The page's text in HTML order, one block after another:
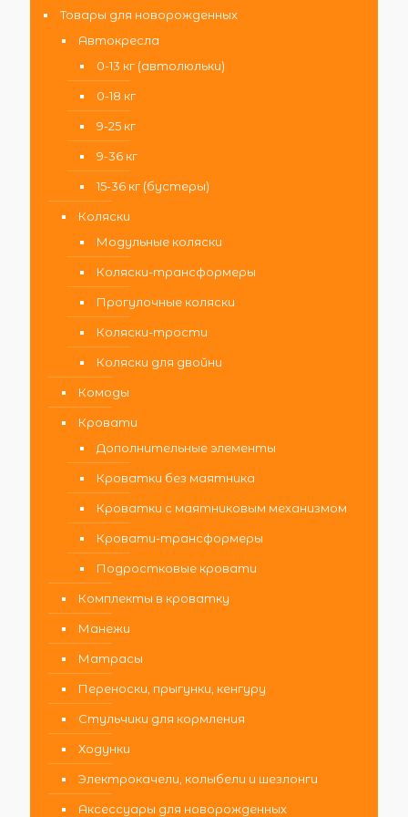
Товары для новорожденных
Автокресла
0-13 кг (автолюльки)
0-18 кг
9-25 кг
9-36 кг
15-36 кг (бустеры)
Коляски
Модульные коляски
Коляски-трансформеры
Прогулочные коляски
Коляски-трости
Коляски для двойни
Комоды
Кровати
Дополнительные элементы
Кроватки без маятника
Кроватки с маятниковым механизмом
Кровати-трансформеры
Подростковые кровати
Комплекты в кроватку
Манежи
Матрасы
Переноски, прыгунки, кенгуру
Стульчики для кормления
Ходунки
Электрокачели, колыбели и шезлонги
Аксессуары для новорожденных